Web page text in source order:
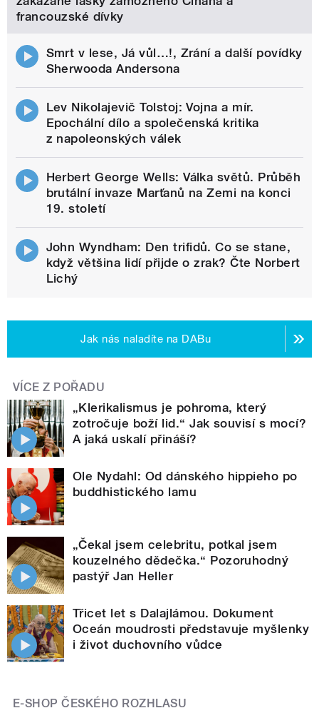
francouzské dívky
Smrt v lese, Já vůl…!, Zrání a další povídky
Sherwooda Andersona
Lev Nikolajevič Tolstoj: Vojna a mír.
Epochální dílo a společenská kritika
z napoleonských válek
Herbert George Wells: Válka světů. Průběh
brutální invaze Marťanů na Zemi na konci
19. století
John Wyndham: Den trifidů. Co se stane,
když většina lidí přijde o zrak? Čte Norbert
Lichý
Jak nás naladíte na DABu
VÍCE Z POŘADU
„Klerikalismus je pohroma, který
zotročuje boží lid.“ Jak souvisí s mocí?
A jaká uskalí přináší?
Ole Nydahl: Od dánského hippieho po
buddhistického lamu
„Čekal jsem celebritu, potkal jsem
kouzelného dědečka.“ Pozoruhodný
pastýř Jan Heller
Třicet let s Dalajlámou. Dokument
Oceán moudrosti představuje myšlenky
i život duchovního vůdce
E-SHOP ČESKÉHO ROZHLASU